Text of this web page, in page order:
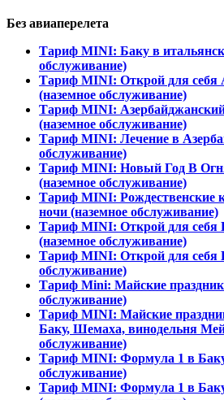
Без авиаперелета
Тариф MINI: Баку в
обслуживание)
Тариф MINI: Открой для себя
(наземное обслуживание)
Тариф MINI:
(наземное обслуживание)
Тариф MINI: Лечение в
обслуживание)
Тариф MINI: Новый Год В
(наземное обслуживание)
Тариф MINI: Рождественские
ночи (наземное обслуживание)
Тариф MINI: Открой для себя
(наземное обслуживание)
Тариф MINI: Открой для себя
обслуживание)
Тариф Mini: Майские
обслуживание)
Тариф MINI: Майские
Баку, Шемаха, винодельня
обслуживание)
Тариф MINI: Формула 1 в
обслуживание)
Тариф MINI: Формула 1 в Баку